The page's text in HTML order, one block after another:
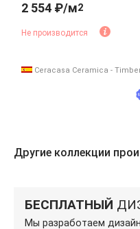
2 554 ₽/м2
Не производится
Ceracasa Ceramica -
Другие коллекции
БЕСПЛАТНЫЙ
Мы разработаем